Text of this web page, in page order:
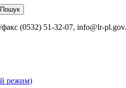
(0532) 51-32-07, info@lr-
режим)